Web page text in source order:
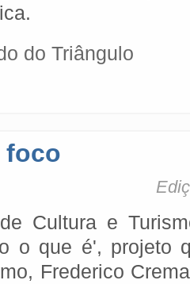
do Triângulo
foco
Cultura e
o que é', projeto
Frederico